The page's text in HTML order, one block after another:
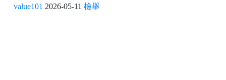
value101 2026-05-11 檢舉